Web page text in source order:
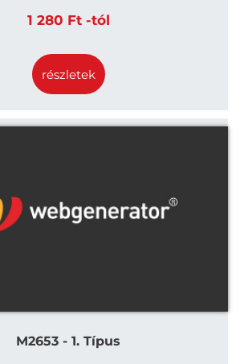
1 280 Ft -tól
részletek
M2653 - 1. Típus